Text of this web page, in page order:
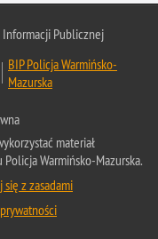
Publicznej
BIP Policja Warmińsko-
Mazurska
materiał
Policja Warmińsko-Mazurska.
się z zasadami